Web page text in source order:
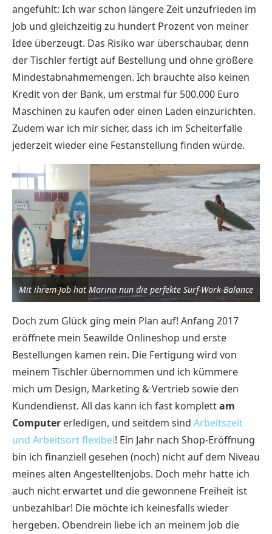
angefühlt: Ich war schon längere Zeit unzufrieden im
Job und gleichzeitig zu hundert Prozent von meiner
Idee überzeugt. Das Risiko war überschaubar, denn
der Tischler fertigt auf Bestellung und ohne größere
Mindestabnahmemengen. Ich brauchte also keinen
Kredit von der Bank, um erstmal für 500.000 Euro
Maschinen zu kaufen oder einen Laden einzurichten.
Zudem war ich mir sicher, dass ich im Scheiterfalle
jederzeit wieder eine Festanstellung finden würde.
Mit ihrem Job hat Marina nun die perfekte Surf-Work-Balance
Doch zum Glück ging mein Plan auf! Anfang 2017
eröffnete mein Seawilde Onlineshop und erste
Bestellungen kamen rein. Die Fertigung wird von
meinem Tischler übernommen und ich kümmere
mich um Design, Marketing & Vertrieb sowie den
Kundendienst. All das kann ich fast komplettam
Computer erledigen, und seitdem sind Arbeitszeit
und Arbeitsort flexibel! Ein Jahr nach Shop-Eröffnung
bin ich finanziell gesehen (noch) nicht auf dem Niveau
meines alten Angestelltenjobs. Doch mehr hatte ich
auch nicht erwartet und die gewonnene Freiheit ist
unbezahlbar! Die möchte ich keinesfalls wieder
hergeben. Obendrein liebe ich an meinem Job die